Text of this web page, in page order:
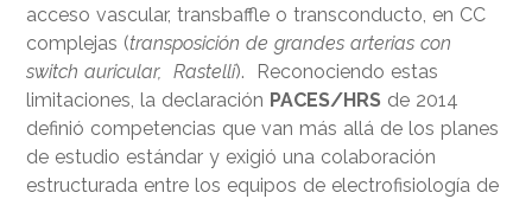
acceso vascular, transbaffle o transconducto, en CC
complejas (transposición de grandes arterias con
switch auricular, Rastelli). Reconociendo estas
limitaciones, la declaración PACES/HRS de 2014
definió competencias que van más allá de los planes
de estudio estándar y exigió una colaboración
estructurada entre los equipos de electrofisiología de